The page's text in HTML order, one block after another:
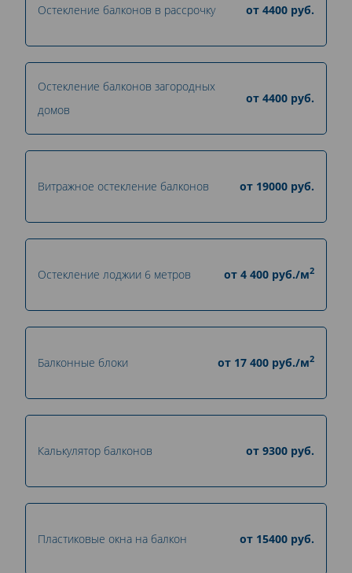
Остекление балконов в рассрочку от 4400 руб.
Остекление балконов загородных
домов
от 4400 руб.
Витражное остекление балконов от 19000 руб.
Остекление лоджии 6 метров от 4 400 руб./м2
Балконные блоки от 17 400 руб./м2
Калькулятор балконов от 9300 руб.
Пластиковые окна на балкон от 15400 руб.